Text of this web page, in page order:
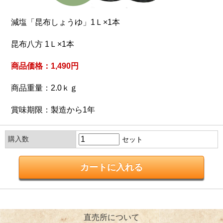
減塩「昆布しょうゆ」1Ｌ×1本
昆布八方 1Ｌ×1本
商品価格：1,490円
商品重量：2.0ｋｇ
賞味期限：製造から1年
購入数 セット
直売所について